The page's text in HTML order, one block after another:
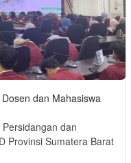
dan Mahasiswa
dan
Provinsi Sumatera Barat